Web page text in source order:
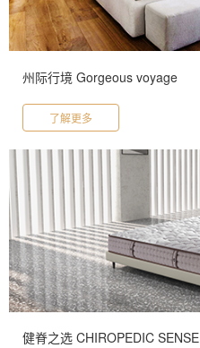
州际行境 Gorgeous voyage
了解更多
健脊之选 CHIROPEDIC SENSE